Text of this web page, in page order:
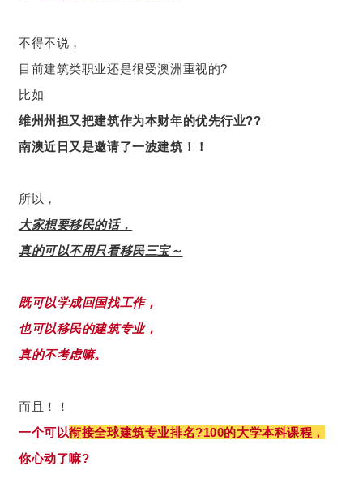
不得不说，
目前建筑类职业还是很受澳洲重视的?
比如
维州州担又把建筑作为本财年的优先行业??
南澳近日又是邀请了一波建筑！！
所以，
大家想要移民的话，
真的可以不用只看移民三宝～
既可以学成回国找工作，
也可以移民的建筑专业，
真的不考虑嘛。
而且！！
一个可以衔接全球建筑专业排名?100的大学本科课程，
你心动了嘛?